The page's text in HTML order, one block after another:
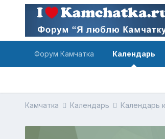
Форум Камчатка Календарь
Камчатка Календарь Календарь